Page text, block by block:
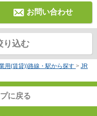
お問い合わせ
り込む
用(賃貸))路線・駅から探す > JR
に戻る